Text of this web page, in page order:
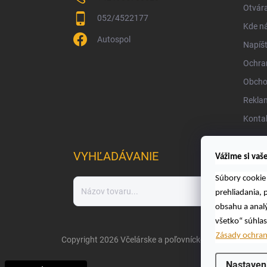
Vážime si
Súbory
prehliadania,
obsahu a
všetko“
Zásady
052/4522177
Autospol
Kde
VYHĽADÁVANIE
Copyright 2026 Včelárske a poľovnícke potreby